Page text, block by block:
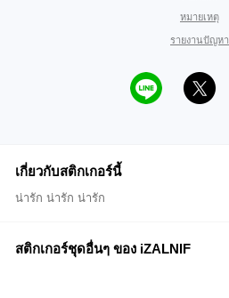
หมายเหตุ
รายงานปัญหา
เกี่ยวกับสติกเกอร์นี้
น่ารัก น่ารัก น่ารัก
สติกเกอร์ชุดอื่นๆ ของ iZALNIF